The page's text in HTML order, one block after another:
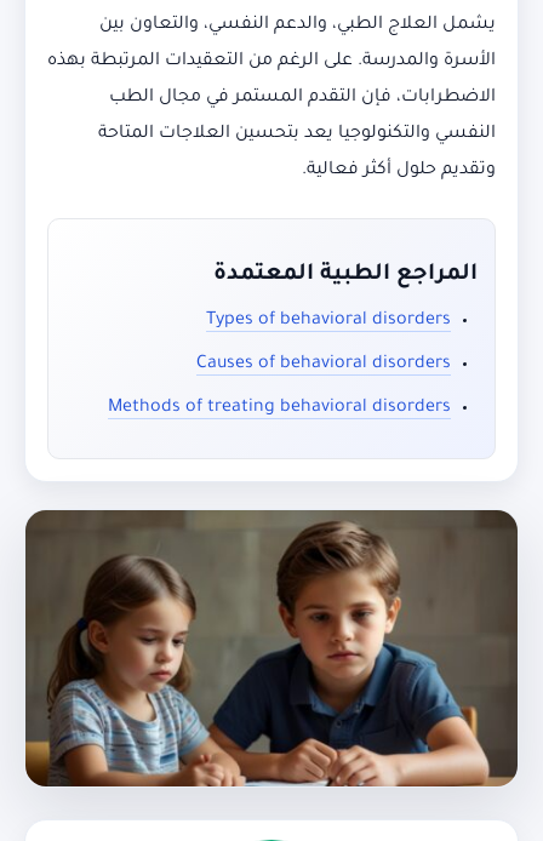
يشمل العلاج الطبي، والدعم النفسي، والتعاون بين
الأسرة والمدرسة. على الرغم من التعقيدات المرتبطة بهذه
الاضطرابات، فإن التقدم المستمر في مجال الطب
النفسي والتكنولوجيا يعد بتحسين العلاجات المتاحة
وتقديم حلول أكثر فعالية.
المراجع الطبية المعتمدة
Types of behavioral disorders
Causes of behavioral disorders
Methods of treating behavioral disorders